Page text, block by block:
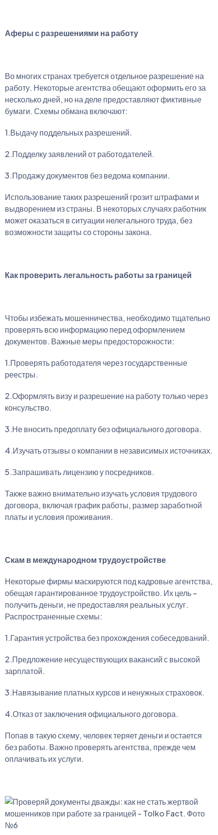
Аферы с разрешениями на работу
Во многих странах требуется отдельное разрешение на
работу. Некоторые агентства обещают оформить его за
несколько дней, но на деле предоставляют фиктивные
бумаги. Схемы обмана включают:
1.Выдачу поддельных разрешений.
2.Подделку заявлений от работодателей.
3.Продажу документов без ведома компании.
Использование таких разрешений грозит штрафами и
выдворением из страны. В некоторых случаях работник
может оказаться в ситуации нелегального труда, без
возможности защиты со стороны закона.
Как проверить легальность работы за границей
Чтобы избежать мошенничества, необходимо тщательно
проверять всю информацию перед оформлением
документов. Важные меры предосторожности:
1.Проверять работодателя через государственные
реестры.
2.Оформлять визу и разрешение на работу только через
консульство.
3.Не вносить предоплату без официального договора.
4.Изучать отзывы о компании в независимых источниках.
5.Запрашивать лицензию у посредников.
Также важно внимательно изучать условия трудового
договора, включая график работы, размер заработной
платы и условия проживания.
Скам в международном трудоустройстве
Некоторые фирмы маскируются под кадровые агентства,
обещая гарантированное трудоустройство. Их цель –
получить деньги, не предоставляя реальных услуг.
Распространенные схемы:
1.Гарантия устройства без прохождения собеседований.
2.Предложение несуществующих вакансий с высокой
зарплатой.
3.Навязывание платных курсов и ненужных страховок.
4.Отказ от заключения официального договора.
Попав в такую схему, человек теряет деньги и остается
без работы. Важно проверять агентства, прежде чем
оплачивать их услуги.